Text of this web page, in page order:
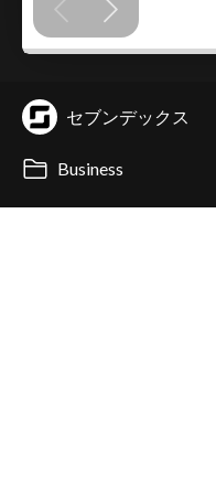
セブンデックス
Business